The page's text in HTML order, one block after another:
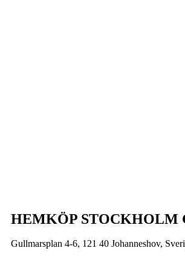
HEMKÖP STOCKHOLM
Gullmarsplan 4-6, 121 40 Johanneshov,